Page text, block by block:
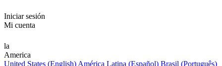
Iniciar sesión
Mi cuenta
la
America
United States (English) América Latina (Español) Brasil (Português)